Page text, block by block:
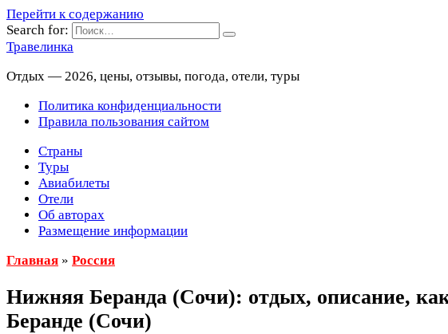
Перейти к содержанию
Search for:
Травелинка
Отдых — 2026, цены, отзывы, погода, отели, туры
Политика конфиденциальности
Правила пользования сайтом
Страны
Туры
Авиабилеты
Отели
Об авторах
Размещение информации
Главная » Россия
Нижняя Беранда (Сочи): отдых, описание,
Беранде (Сочи)